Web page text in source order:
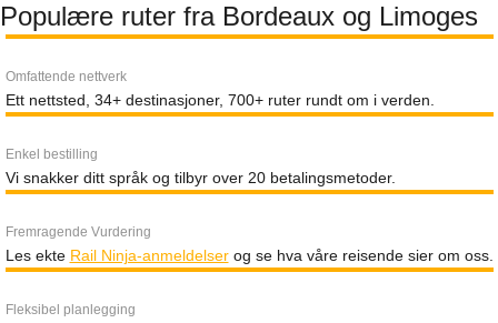
Populære ruter fra Bordeaux og Limoges
Omfattende nettverk
Ett nettsted, 34+ destinasjoner, 700+ ruter rundt om i verden.
Enkel bestilling
Vi snakker ditt språk og tilbyr over 20 betalingsmetoder.
Fremragende Vurdering
Les ekte Rail Ninja-anmeldelserog se hva våre reisende sier om oss.
Fleksibel planlegging